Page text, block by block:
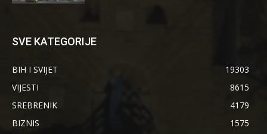
SVE KATEGORIJE
BIH I SVIJET
19303
VIJESTI
8615
SREBRENIK
4179
BIZNIS
1575